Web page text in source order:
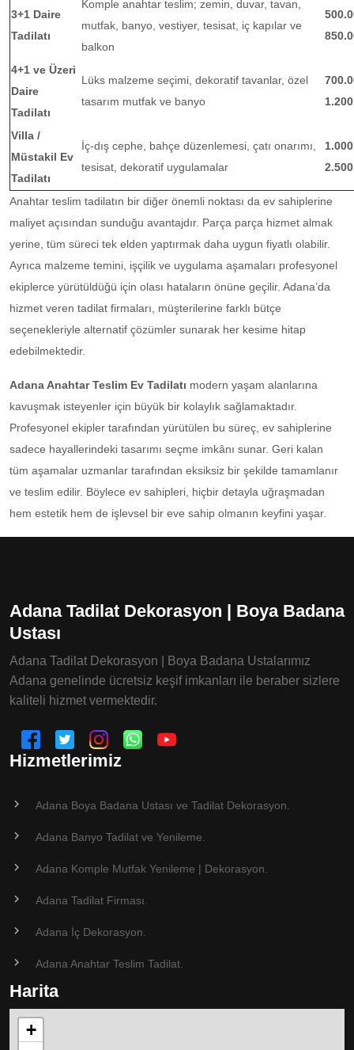
3+1 Daire
Tadilatı
Komple anahtar teslim; zemin, duvar, tavan,
mutfak, banyo, vestiyer, tesisat, iç kapılar ve
balkon
4+1 ve Üzeri
Daire
Tadilatı
Lüks malzeme seçimi, dekoratif tavanlar, özel
tasarım mutfak ve banyo
Villa /
Müstakil Ev
Tadilatı
İç-dış cephe, bahçe düzenlemesi, çatı onarımı,
tesisat, dekoratif uygulamalar
Anahtar teslim tadilatın bir diğer önemli noktası da ev sahiplerine
maliyet açısından sunduğu avantajdır. Parça parça hizmet almak
yerine, tüm süreci tek elden yaptırmak daha uygun fiyatlı olabilir.
Ayrıca malzeme temini, işçilik ve uygulama aşamaları profesyonel
ekiplerce yürütüldüğü için olası hataların önüne geçilir. Adana’da
hizmet veren tadilat firmaları, müşterilerine farklı bütçe
seçenekleriyle alternatif çözümler sunarak her kesime hitap
edebilmektedir.
Adana Anahtar Teslim Ev Tadilatı modern yaşam alanlarına
kavuşmak isteyenler için büyük bir kolaylık sağlamaktadır.
Profesyonel ekipler tarafından yürütülen bu süreç, ev sahiplerine
sadece hayallerindeki tasarımı seçme imkânı sunar. Geri kalan
tüm aşamalar uzmanlar tarafından eksiksiz bir şekilde tamamlanır
ve teslim edilir. Böylece ev sahipleri, hiçbir detayla uğraşmadan
hem estetik hem de işlevsel bir eve sahip olmanın keyfini yaşar.
Adana Tadilat Dekorasyon | Boya Badana
Ustası
Adana Tadilat Dekorasyon | Boya Badana Ustalarımız
Adana genelinde ücretsiz keşif imkanları ile beraber sizlere
kaliteli hizmet vermektedir.
Hizmetlerimiz
Adana Boya Badana Ustası ve Tadilat Dekorasyon.
Adana Banyo Tadilat ve Yenileme.
Adana Komple Mutfak Yenileme | Dekorasyon.
Adana Tadilat Firması.
Adana İç Dekorasyon.
Adana Anahtar Teslim Tadilat.
Harita
+